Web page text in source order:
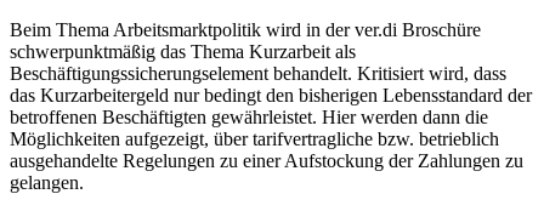
Beim Thema Arbeitsmarktpolitik wird in der ver.di Broschüre
schwerpunktmäßig das Thema Kurzarbeit als
Beschäftigungssicherungselement behandelt. Kritisiert wird, dass
das Kurzarbeitergeld nur bedingt den bisherigen Lebensstandard der
betroffenen Beschäftigten gewährleistet. Hier werden dann die
Möglichkeiten aufgezeigt, über tarifvertragliche bzw. betrieblich
ausgehandelte Regelungen zu einer Aufstockung der Zahlungen zu
gelangen.